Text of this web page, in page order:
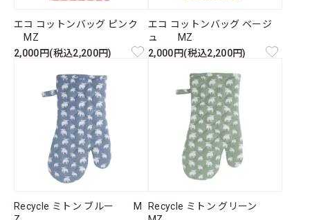
エコ コットンバッグ ピンク
MZ
2,000円(税込2,200円)
エコ コットンバッグ ベージ
ュ MZ
2,000円(税込2,200円)
Recycle ミトン ブルー M
Recycle ミトン グリーン